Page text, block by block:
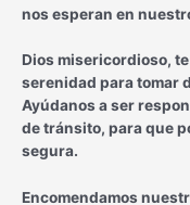
nos esperan en
Dios misericordioso,
serenidad para tomar
Ayúdanos a ser
de tránsito, para que
segura.
Encomendamos